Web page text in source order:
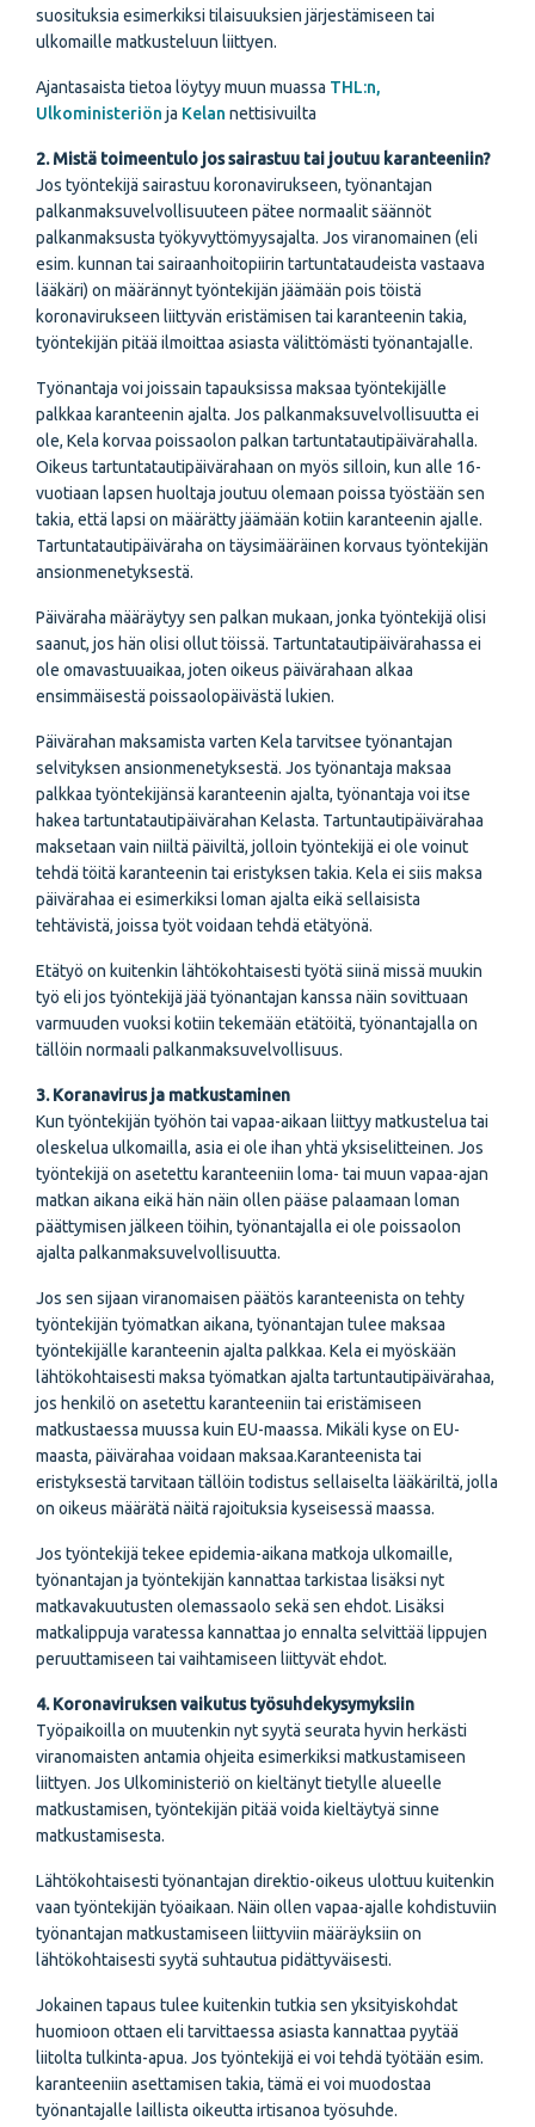
suosituksia esimerkiksi tilaisuuksien järjestämiseen tai
ulkomaille matkusteluun liittyen.
Ajantasaista tietoa löytyy muun muassa THL:n,
Ulkoministeriön ja Kelan nettisivuilta
2. Mistä toimeentulo jos sairastuu tai joutuu karanteeniin?
Jos työntekijä sairastuu koronavirukseen, työnantajan
palkanmaksuvelvollisuuteen pätee normaalit säännöt
palkanmaksusta työkyvyttömyysajalta. Jos viranomainen (eli
esim. kunnan tai sairaanhoitopiirin tartuntataudeista vastaava
lääkäri) on määrännyt työntekijän jäämään pois töistä
koronavirukseen liittyvän eristämisen tai karanteenin takia,
työntekijän pitää ilmoittaa asiasta välittömästi työnantajalle.
Työnantaja voi joissain tapauksissa maksaa työntekijälle
palkkaa karanteenin ajalta. Jos palkanmaksuvelvollisuutta ei
ole, Kela korvaa poissaolon palkan tartuntatautipäivärahalla.
Oikeus tartuntatautipäivärahaan on myös silloin, kun alle 16-
vuotiaan lapsen huoltaja joutuu olemaan poissa työstään sen
takia, että lapsi on määrätty jäämään kotiin karanteenin ajalle.
Tartuntatautipäiväraha on täysimääräinen korvaus työntekijän
ansionmenetyksestä.
Päiväraha määräytyy sen palkan mukaan, jonka työntekijä olisi
saanut, jos hän olisi ollut töissä. Tartuntatautipäivärahassa ei
ole omavastuuaikaa, joten oikeus päivärahaan alkaa
ensimmäisestä poissaolopäivästä lukien.
Päivärahan maksamista varten Kela tarvitsee työnantajan
selvityksen ansionmenetyksestä. Jos työnantaja maksaa
palkkaa työntekijänsä karanteenin ajalta, työnantaja voi itse
hakea tartuntatautipäivärahan Kelasta. Tartuntautipäivärahaa
maksetaan vain niiltä päiviltä, jolloin työntekijä ei ole voinut
tehdä töitä karanteenin tai eristyksen takia. Kela ei siis maksa
päivärahaa ei esimerkiksi loman ajalta eikä sellaisista
tehtävistä, joissa työt voidaan tehdä etätyönä.
Etätyö on kuitenkin lähtökohtaisesti työtä siinä missä muukin
työ eli jos työntekijä jää työnantajan kanssa näin sovittuaan
varmuuden vuoksi kotiin tekemään etätöitä, työnantajalla on
tällöin normaali palkanmaksuvelvollisuus.
3. Koranavirus ja matkustaminen
Kun työntekijän työhön tai vapaa-aikaan liittyy matkustelua tai
oleskelua ulkomailla, asia ei ole ihan yhtä yksiselitteinen. Jos
työntekijä on asetettu karanteeniin loma- tai muun vapaa-ajan
matkan aikana eikä hän näin ollen pääse palaamaan loman
päättymisen jälkeen töihin, työnantajalla ei ole poissaolon
ajalta palkanmaksuvelvollisuutta.
Jos sen sijaan viranomaisen päätös karanteenista on tehty
työntekijän työmatkan aikana, työnantajan tulee maksaa
työntekijälle karanteenin ajalta palkkaa. Kela ei myöskään
lähtökohtaisesti maksa työmatkan ajalta tartuntautipäivärahaa,
jos henkilö on asetettu karanteeniin tai eristämiseen
matkustaessa muussa kuin EU-maassa. Mikäli kyse on EU-
maasta, päivärahaa voidaan maksaa.Karanteenista tai
eristyksestä tarvitaan tällöin todistus sellaiselta lääkäriltä, jolla
on oikeus määrätä näitä rajoituksia kyseisessä maassa.
Jos työntekijä tekee epidemia-aikana matkoja ulkomaille,
työnantajan ja työntekijän kannattaa tarkistaa lisäksi nyt
matkavakuutusten olemassaolo sekä sen ehdot. Lisäksi
matkalippuja varatessa kannattaa jo ennalta selvittää lippujen
peruuttamiseen tai vaihtamiseen liittyvät ehdot.
4. Koronaviruksen vaikutus työsuhdekysymyksiin
Työpaikoilla on muutenkin nyt syytä seurata hyvin herkästi
viranomaisten antamia ohjeita esimerkiksi matkustamiseen
liittyen. Jos Ulkoministeriö on kieltänyt tietylle alueelle
matkustamisen, työntekijän pitää voida kieltäytyä sinne
matkustamisesta.
Lähtökohtaisesti työnantajan direktio-oikeus ulottuu kuitenkin
vaan työntekijän työaikaan. Näin ollen vapaa-ajalle kohdistuviin
työnantajan matkustamiseen liittyviin määräyksiin on
lähtökohtaisesti syytä suhtautua pidättyväisesti.
Jokainen tapaus tulee kuitenkin tutkia sen yksityiskohdat
huomioon ottaen eli tarvittaessa asiasta kannattaa pyytää
liitolta tulkinta-apua. Jos työntekijä ei voi tehdä työtään esim.
karanteeniin asettamisen takia, tämä ei voi muodostaa
työnantajalle laillista oikeutta irtisanoa työsuhde.